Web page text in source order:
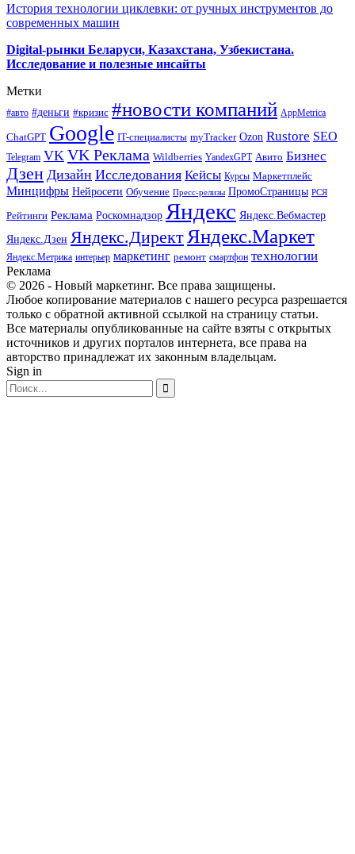
История технологии циклевки: от ручных инструментов до
современных машин
Digital-рынки Беларуси, Казахстана, Узбекистана.
Исследование и полезные инсайты
Метки
#авто #деньги #кризис #новости компаний AppMetrica
ChatGPT Google IT-специалисты myTracker Ozon Rustore SEO
Telegram VK VK Реклама Wildberries YandexGPT Авито Бизнес
Дзен Дизайн Исследования Кейсы Курсы Маркетплейс
Минцифры Нейросети Обучение Пресс-релизы ПромоСтраницы РСЯ
Рейтинги Реклама Роскомнадзор Яндекс Яндекс.Вебмастер
Яндекс.Дзен Яндекс.ДиректЯндекс.Маркет
Яндекс.Метрика интерьер маркетинг ремонт смартфон технологии
Реклама
© 2026 - Новый маркетинг. Все права защищены.
Любое копирование материалов с нашего ресурса разрешается
только с обратной активной ссылкой на страницу статьи.
Все материалы опубликованные на сайте взяты с открытых
источников и других порталов интернета, все права на
авторство принадлежат их законным владельцам.
Sign in